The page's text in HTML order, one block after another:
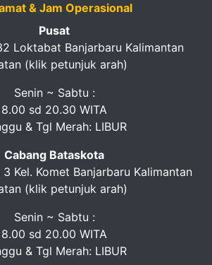
& Jam Operasional
Pusat
Loktabat Banjarbaru Kalimantan
(klik petunjuk arah)
Senin ~ Sabtu :
8.00 sd 20.30 WITA
& Tgl Merah: LIBUR
Cabang Bataskota
Kel. Komet Banjarbaru Kalimantan
(klik petunjuk arah)
Senin ~ Sabtu :
8.00 sd 20.00 WITA
& Tgl Merah: LIBUR